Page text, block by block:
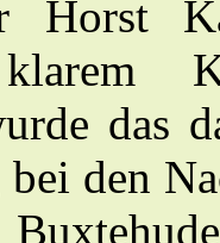
Horst
das
den